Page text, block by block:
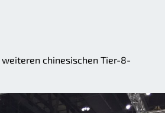
chinesischen Tier-8-